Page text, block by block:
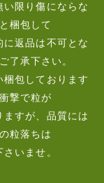
限り傷にならな
梱包して
に返品は不可とな
了承下さい。
梱包しております
撃で粒が
すが、品質には
粒落ちは
いませ。